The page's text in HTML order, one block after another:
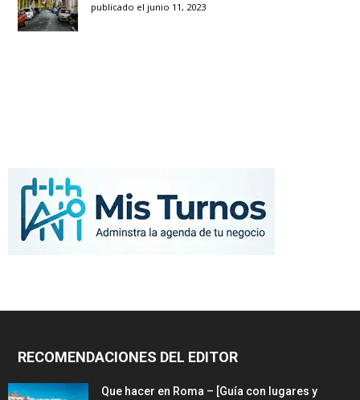
publicado el junio 11, 2023
RECOMENDACIONES DEL EDITOR
Que hacer en Roma – [Guía con lugares y